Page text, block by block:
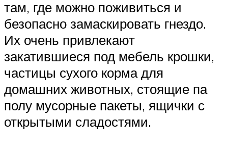
там, где можно поживиться и
безопасно замаскировать гнездо.
Их очень привлекают
закатившиеся под мебель крошки,
частицы сухого корма для
домашних животных, стоящие па
полу мусорные пакеты, ящички с
открытыми сладостями.